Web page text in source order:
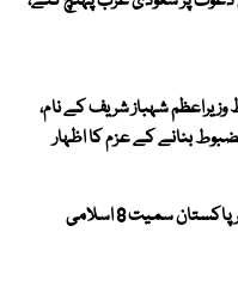
شہباز شریف کے نام،
بنانے کے عزم کا اظہار
غزہ میں اسرائیلی کارروائیوں پر پاکستان سمیت 8 اسلامی